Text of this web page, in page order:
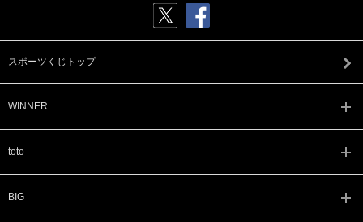
スポーツくじトップ
WINNER
toto
BIG